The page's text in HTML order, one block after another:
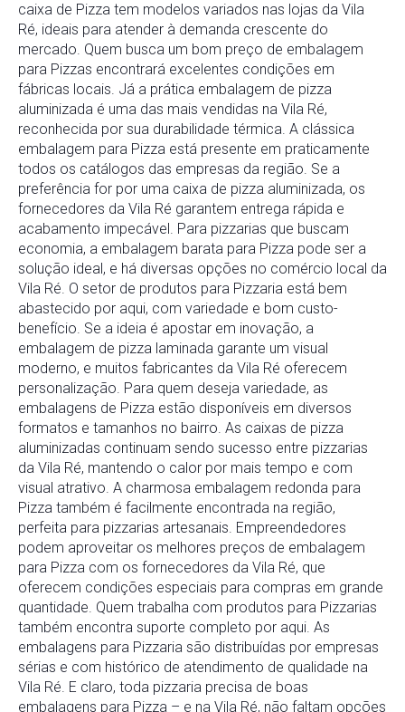
caixa de Pizza tem modelos variados nas lojas da Vila
Ré, ideais para atender à demanda crescente do
mercado. Quem busca um bom preço de embalagem
para Pizzas encontrará excelentes condições em
fábricas locais. Já a prática embalagem de pizza
aluminizada é uma das mais vendidas na Vila Ré,
reconhecida por sua durabilidade térmica. A clássica
embalagem para Pizza está presente em praticamente
todos os catálogos das empresas da região. Se a
preferência for por uma caixa de pizza aluminizada, os
fornecedores da Vila Ré garantem entrega rápida e
acabamento impecável. Para pizzarias que buscam
economia, a embalagem barata para Pizza pode ser a
solução ideal, e há diversas opções no comércio local da
Vila Ré. O setor de produtos para Pizzaria está bem
abastecido por aqui, com variedade e bom custo-
benefício. Se a ideia é apostar em inovação, a
embalagem de pizza laminada garante um visual
moderno, e muitos fabricantes da Vila Ré oferecem
personalização. Para quem deseja variedade, as
embalagens de Pizza estão disponíveis em diversos
formatos e tamanhos no bairro. As caixas de pizza
aluminizadas continuam sendo sucesso entre pizzarias
da Vila Ré, mantendo o calor por mais tempo e com
visual atrativo. A charmosa embalagem redonda para
Pizza também é facilmente encontrada na região,
perfeita para pizzarias artesanais. Empreendedores
podem aproveitar os melhores preços de embalagem
para Pizza com os fornecedores da Vila Ré, que
oferecem condições especiais para compras em grande
quantidade. Quem trabalha com produtos para Pizzarias
também encontra suporte completo por aqui. As
embalagens para Pizzaria são distribuídas por empresas
sérias e com histórico de atendimento de qualidade na
Vila Ré. E claro, toda pizzaria precisa de boas
embalagens para Pizza – e na Vila Ré, não faltam opções